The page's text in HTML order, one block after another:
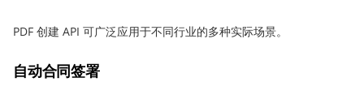
PDF 创建 API 可广泛应用于不同行业的多种实际场景。
自动合同签署